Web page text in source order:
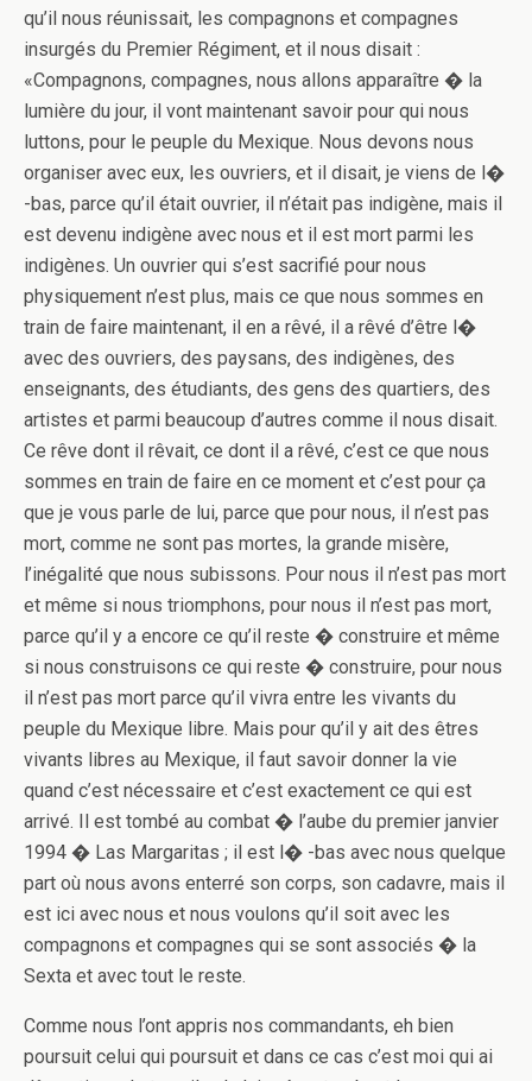
qu’il nous réunissait, les compagnons et compagnes
insurgés du Premier Régiment, et il nous disait :
«Compagnons, compagnes, nous allons apparaître � la
lumière du jour, il vont maintenant savoir pour qui nous
luttons, pour le peuple du Mexique. Nous devons nous
organiser avec eux, les ouvriers, et il disait, je viens de l�
-bas, parce qu’il était ouvrier, il n’était pas indigène, mais il
est devenu indigène avec nous et il est mort parmi les
indigènes. Un ouvrier qui s’est sacrifié pour nous
physiquement n’est plus, mais ce que nous sommes en
train de faire maintenant, il en a rêvé, il a rêvé d’être l�
avec des ouvriers, des paysans, des indigènes, des
enseignants, des étudiants, des gens des quartiers, des
artistes et parmi beaucoup d’autres comme il nous disait.
Ce rêve dont il rêvait, ce dont il a rêvé, c’est ce que nous
sommes en train de faire en ce moment et c’est pour ça
que je vous parle de lui, parce que pour nous, il n’est pas
mort, comme ne sont pas mortes, la grande misère,
l’inégalité que nous subissons. Pour nous il n’est pas mort
et même si nous triomphons, pour nous il n’est pas mort,
parce qu’il y a encore ce qu’il reste � construire et même
si nous construisons ce qui reste � construire, pour nous
il n’est pas mort parce qu’il vivra entre les vivants du
peuple du Mexique libre. Mais pour qu’il y ait des êtres
vivants libres au Mexique, il faut savoir donner la vie
quand c’est nécessaire et c’est exactement ce qui est
arrivé. Il est tombé au combat � l’aube du premier janvier
1994 � Las Margaritas ; il est l� -bas avec nous quelque
part où nous avons enterré son corps, son cadavre, mais il
est ici avec nous et nous voulons qu’il soit avec les
compagnons et compagnes qui se sont associés � la
Sexta et avec tout le reste.
Comme nous l’ont appris nos commandants, eh bien
poursuit celui qui poursuit et dans ce cas c’est moi qui ai